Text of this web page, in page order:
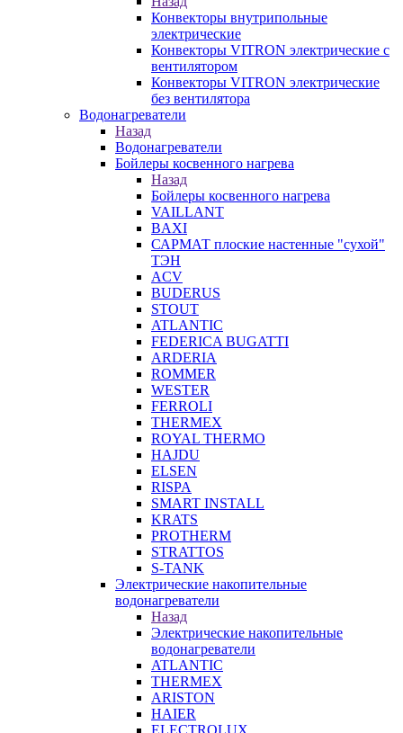
Конвекторы внутрипольные
электрические
Конвекторы VITRON электрические с
вентилятором
Конвекторы VITRON электрические
без вентилятора
Водонагреватели
Назад
Водонагреватели
Бойлеры косвенного нагрева
Назад
Бойлеры косвенного нагрева
VAILLANT
BAXI
САРМАТ плоские настенные "сухой"
ТЭН
ACV
BUDERUS
STOUT
ATLANTIC
FEDERICA BUGATTI
ARDERIA
ROMMER
WESTER
FERROLI
THERMEX
ROYAL THERMO
HAJDU
ELSEN
RISPA
SMART INSTALL
KRATS
PROTHERM
STRATTOS
S-TANK
Электрические накопительные
водонагреватели
Назад
Электрические накопительные
водонагреватели
ATLANTIC
THERMEX
ARISTON
HAIER
ELECTROLUX